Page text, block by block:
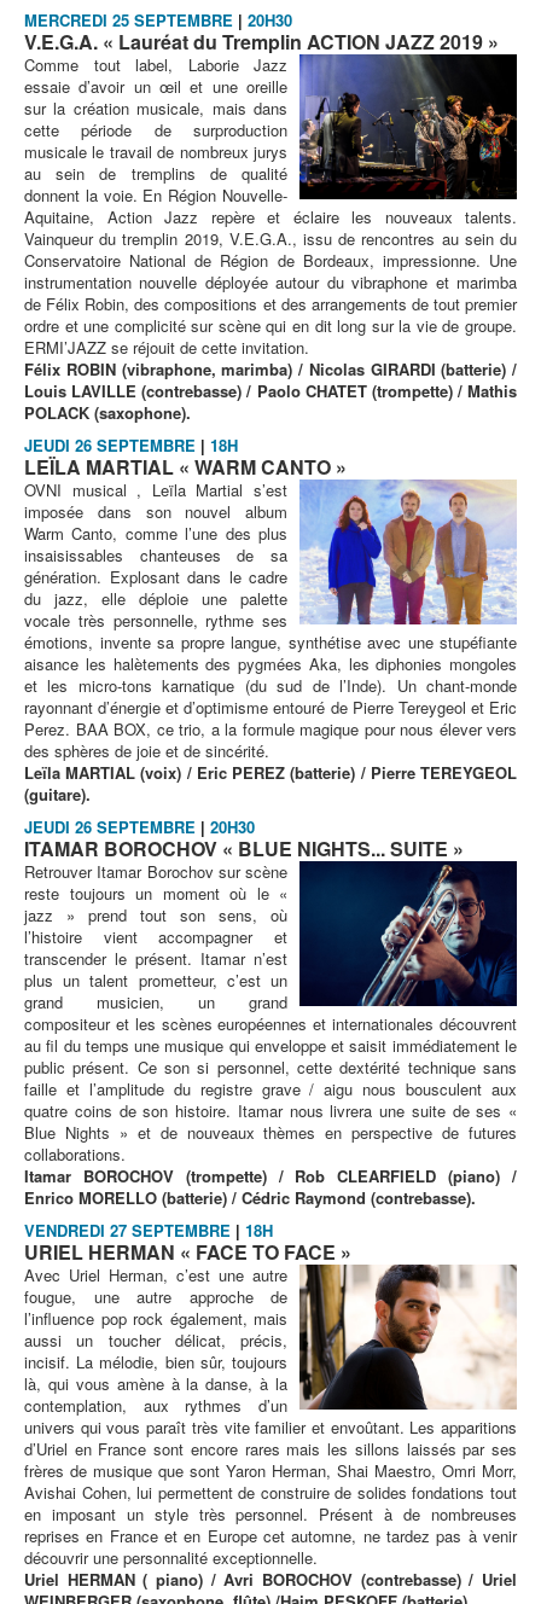
MERCREDI 25 SEPTEMBRE | 20H30
V.E.G.A. « Lauréat du Tremplin ACTION JAZZ 2019 »
Comme tout label, Laborie Jazz
essaie d’avoir un œil et une oreille
sur la création musicale, mais dans
cette période de surproduction
musicale le travail de nombreux jurys
au sein de tremplins de qualité
donnent la voie. En Région Nouvelle-
Aquitaine, Action Jazz repère et éclaire les nouveaux talents.
Vainqueur du tremplin 2019, V.E.G.A., issu de rencontres au sein du
Conservatoire National de Région de Bordeaux, impressionne. Une
instrumentation nouvelle déployée autour du vibraphone et marimba
de Félix Robin, des compositions et des arrangements de tout premier
ordre et une complicité sur scène qui en dit long sur la vie de groupe.
ERMI’JAZZ se réjouit de cette invitation.
Félix ROBIN (vibraphone, marimba) / Nicolas GIRARDI (batterie) /
Louis LAVILLE (contrebasse) / Paolo CHATET (trompette) / Mathis
POLACK (saxophone).
JEUDI 26 SEPTEMBRE | 18H
LEÏLA MARTIAL « WARM CANTO »
OVNI musical , Leïla Martial s’est
imposée dans son nouvel album
Warm Canto, comme l’une des plus
insaisissables chanteuses de sa
génération. Explosant dans le cadre
du jazz, elle déploie une palette
vocale très personnelle, rythme ses
émotions, invente sa propre langue, synthétise avec une stupéfiante
aisance les halètements des pygmées Aka, les diphonies mongoles
et les micro-tons karnatique (du sud de l’Inde). Un chant-monde
rayonnant d’énergie et d’optimisme entouré de Pierre Tereygeol et Eric
Perez. BAA BOX, ce trio, a la formule magique pour nous élever vers
des sphères de joie et de sincérité.
Leïla MARTIAL (voix) / Eric PEREZ (batterie) / Pierre TEREYGEOL
(guitare).
JEUDI 26 SEPTEMBRE | 20H30
ITAMAR BOROCHOV « BLUE NIGHTS... SUITE »
Retrouver Itamar Borochov sur scène
reste toujours un moment où le «
jazz » prend tout son sens, où
l’histoire vient accompagner et
transcender le présent. Itamar n’est
plus un talent prometteur, c’est un
grand musicien, un grand
compositeur et les scènes européennes et internationales découvrent
au fil du temps une musique qui enveloppe et saisit immédiatement le
public présent. Ce son si personnel, cette dextérité technique sans
faille et l’amplitude du registre grave / aigu nous bousculent aux
quatre coins de son histoire. Itamar nous livrera une suite de ses «
Blue Nights » et de nouveaux thèmes en perspective de futures
collaborations.
Itamar BOROCHOV (trompette) / Rob CLEARFIELD (piano) /
Enrico MORELLO (batterie) / Cédric Raymond (contrebasse).
VENDREDI 27 SEPTEMBRE | 18H
URIEL HERMAN « FACE TO FACE »
Avec Uriel Herman, c’est une autre
fougue, une autre approche de
l’influence pop rock également, mais
aussi un toucher délicat, précis,
incisif. La mélodie, bien sûr, toujours
là, qui vous amène à la danse, à la
contemplation, aux rythmes d’un
univers qui vous paraît très vite familier et envoûtant. Les apparitions
d’Uriel en France sont encore rares mais les sillons laissés par ses
frères de musique que sont Yaron Herman, Shai Maestro, Omri Morr,
Avishai Cohen, lui permettent de construire de solides fondations tout
en imposant un style très personnel. Présent à de nombreuses
reprises en France et en Europe cet automne, ne tardez pas à venir
découvrir une personnalité exceptionnelle.
Uriel HERMAN ( piano) / Avri BOROCHOV (contrebasse) / Uriel